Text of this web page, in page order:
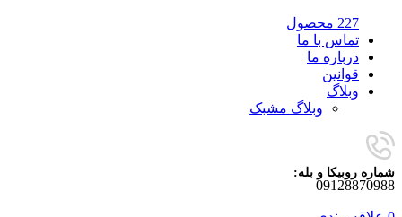
227 محصول
تماس با ما
درباره ما
قوانین
وبلاگ
وبلاگ مشبک
شماره روبیکا و بله:
09128870988